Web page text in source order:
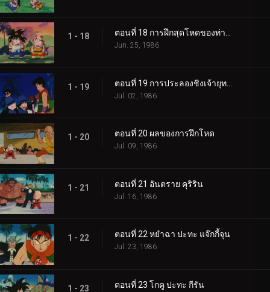
1 - 18 ตอนที่ 18 การฝึกสุดโหดของท่านผู้เฒ่าเต่า
Jun. 25, 1986
1 - 19
Jul. 02, 1986
1 - 20 ตอนที่ 20 ผลของการฝึกโหด
Jul. 09, 1986
1 - 21 ตอนที่ 21 อันตราย คุริริน
Jul. 16, 1986
1 - 22 ตอนที่ 22 หยำฉา ปะทะ แจ๊กกี้จุน
Jul. 23, 1986
1 - 23 ตอนที่ 23 โกคู ปะทะ กีรัน